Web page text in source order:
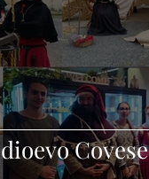
Covese